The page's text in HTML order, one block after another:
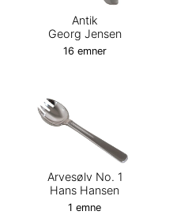
Antik
Georg Jensen
16 emner
Arvesølv No. 1
Hans Hansen
1 emne